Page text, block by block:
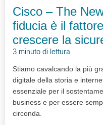
Cisco – The
fiducia è il
crescere la
3 minuto di lettura
Stiamo cavalcando la più
digitale della storia e
essenziale per il
business e per essere
circonda.